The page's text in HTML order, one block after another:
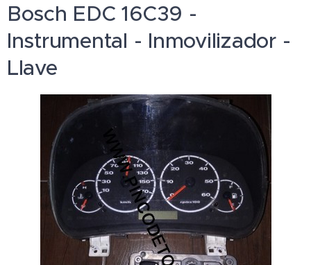
Bosch EDC 16C39 -
Instrumental - Inmovilizador -
Llave